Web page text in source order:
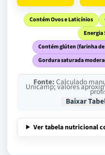
Contém Ovos e Laticínios
Contém glúten (farinha
Gordura saturada
Fonte:Calculado
Unicamp; valores
Baixar
Ver tabela nutricional